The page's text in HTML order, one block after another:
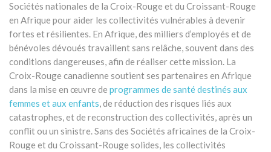
Sociétés nationales de la Croix-Rouge et du Croissant-Rouge
en Afrique pour aider les collectivités vulnérables à devenir
fortes et résilientes. En Afrique, des milliers d’employés et de
bénévoles dévoués travaillent sans relâche, souvent dans des
conditions dangereuses, afin de réaliser cette mission. La
Croix-Rouge canadienne soutient ses partenaires en Afrique
dans la mise en œuvre de programmes de santé destinés aux
femmes et aux enfants, de réduction des risques liés aux
catastrophes, et de reconstruction des collectivités, après un
conflit ou un sinistre. Sans des Sociétés africaines de la Croix-
Rouge et du Croissant-Rouge solides, les collectivités